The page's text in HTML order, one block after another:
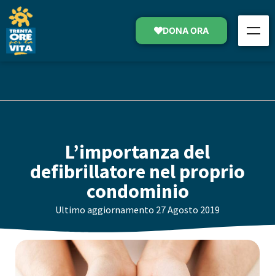
DONA ORA
L’importanza del
defibrillatore nel proprio
condominio
Ultimo aggiornamento 27 Agosto 2019